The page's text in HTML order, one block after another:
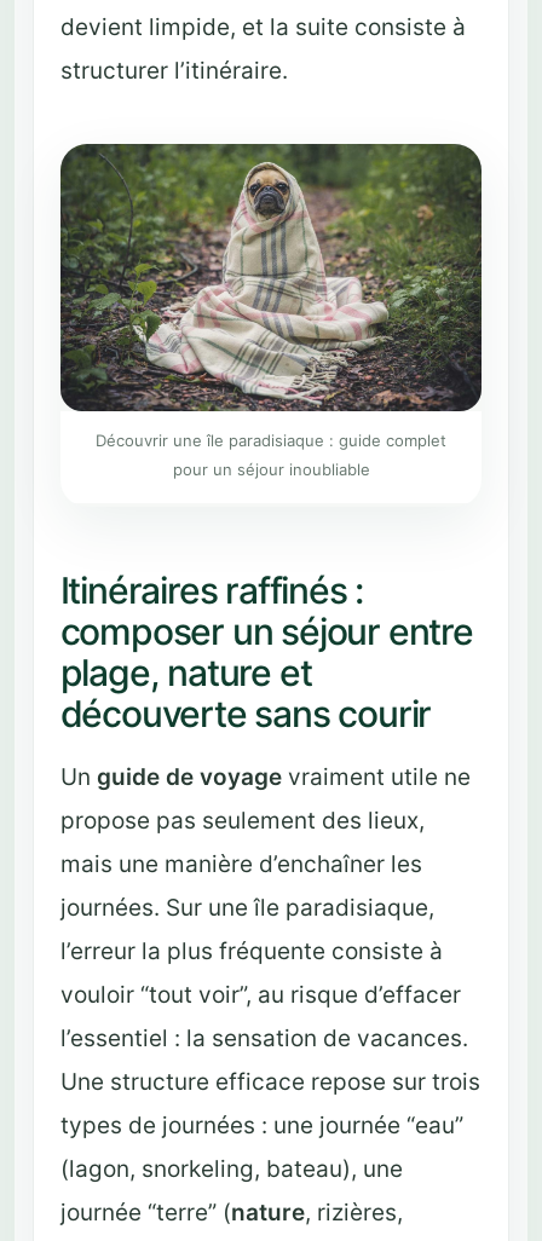
devient limpide, et la suite consiste à
structurer l’itinéraire.
Découvrir une île paradisiaque : guide complet
pour un séjour inoubliable
Itinéraires raffinés :
composer un séjour entre
plage, nature et
découverte sans courir
Un guide de voyagevraiment utile ne
propose pas seulement des lieux,
mais une manière d’enchaîner les
journées. Sur une île paradisiaque,
l’erreur la plus fréquente consiste à
vouloir “tout voir”, au risque d’effacer
l’essentiel : la sensation de vacances.
Une structure efficace repose sur trois
types de journées : une journée “eau”
(lagon, snorkeling, bateau), une
journée “terre” (nature, rizières,